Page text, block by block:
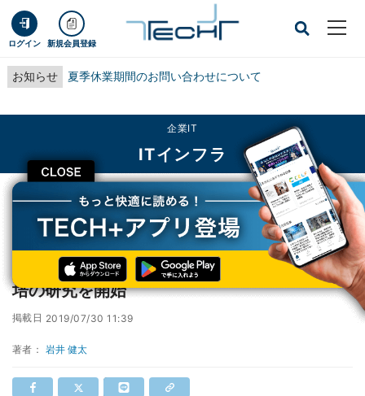
ログイン 新規会員登録
お知らせ 夏季休業期間のお問い合わせについて
CLOSE
企業IT
ITインフラ
TECH+ 企業IT
ITインフラ
富士通と越谷市がIoTを活用したメロン水耕栽培の研究を開始
富士通と越谷市がIoTを活用したメロン水耕栽
培の研究を開始
掲載日 2019/07/30 11:39
著者： 岩井 健太